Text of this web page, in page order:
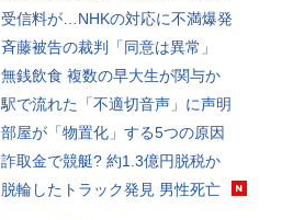
受信料が…NHKの対応に不満爆発
斉藤被告の裁判「同意は異常」
無銭飲食 複数の早大生が関与か
駅で流れた「不適切音声」に声明
部屋が「物置化」する5つの原因
詐取金で競艇? 約1.3億円脱税か
脱輪したトラック発見 男性死亡